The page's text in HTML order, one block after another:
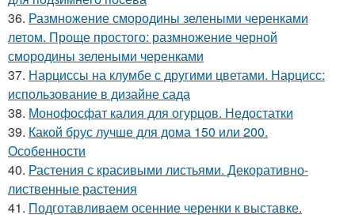
36. Размножение смородины зелеными черенками
летом. Проще простого: размножение черной
смородины зелеными черенками
37. Нарциссы на клумбе с другими цветами. Нарцисс:
использование в дизайне сада
38. Монофосфат калия для огурцов. Недостатки
39. Какой брус лучше для дома 150 или 200.
Особенности
40. Растения с красивыми листьями. Декоративно-
лиственные растения
41. Подготавливаем осенние черенки к выставке.